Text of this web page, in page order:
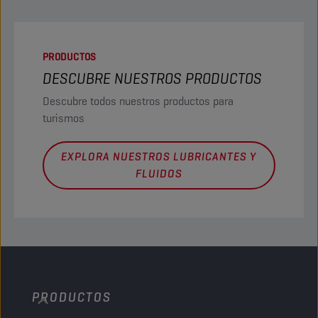
PRODUCTOS
DESCUBRE NUESTROS PRODUCTOS
Descubre todos nuestros productos para
turismos
EXPLORA NUESTROS LUBRICANTES Y
FLUIDOS
PRODUCTOS